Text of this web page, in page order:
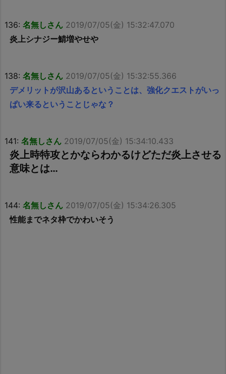
136: 名無しさん 2019/07/05(金) 15:32:47.070
炎上シナジー鯖増やせや
138: 名無しさん 2019/07/05(金) 15:32:55.366
デメリットが沢山あるということは、強化クエストがいっ
ぱい来るということじゃな？
141: 名無しさん 2019/07/05(金) 15:34:10.433
炎上時特攻とかならわかるけどただ炎上させる
意味とは…
144: 名無しさん 2019/07/05(金) 15:34:26.305
性能までネタ枠でかわいそう